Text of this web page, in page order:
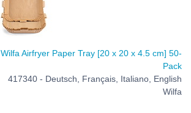
Wilfa Airfryer Paper Tray [20 x 20 x 4.5 cm] 50-
Pack
417340 - Deutsch, Français, Italiano, English
Wilfa